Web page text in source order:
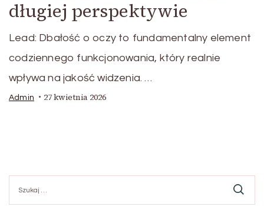
długiej perspektywie
Lead: Dbałość o oczy to fundamentalny element
codziennego funkcjonowania, który realnie
wpływa na jakość widzenia. …
Admin 27 kwietnia 2026